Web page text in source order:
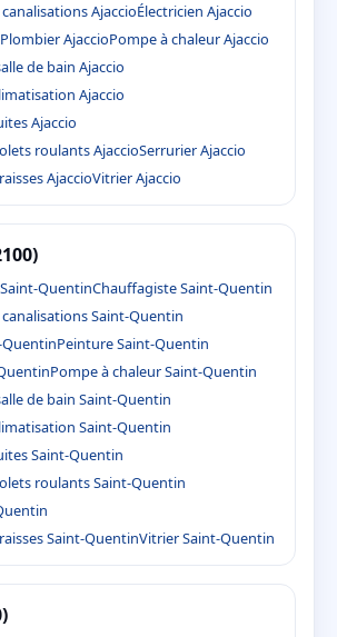
AjaccioÉlectricien Ajaccio
Plombier AjaccioPompe à chaleur Ajaccio
de bain Ajaccio
Ajaccio
Ajaccio
roulants AjaccioSerrurier Ajaccio
AjaccioVitrier Ajaccio
QuentinChauffagiste Saint-Quentin
Saint-Quentin
QuentinPeinture Saint-Quentin
Pompe à chaleur Saint-Quentin
de bain Saint-Quentin
Saint-Quentin
Saint-Quentin
roulants Saint-Quentin
Saint-QuentinVitrier Saint-Quentin